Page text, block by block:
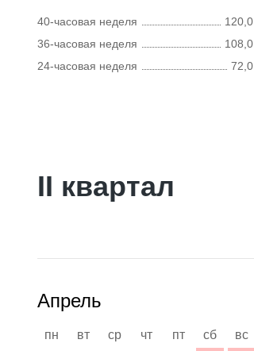
40-часовая неделя
120,0
36-часовая неделя
108,0
24-часовая неделя
72,0
II квартал
Апрель
пн вт ср чт пт сб
вс